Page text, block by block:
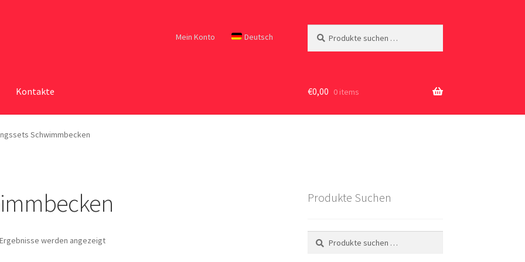
Mein Konto Deutsch
nach:
Kontakte €0,00 0 items
Schwimmbecken
werden angezeigt
Produkte Suchen
Suchen
nach:
Suchen